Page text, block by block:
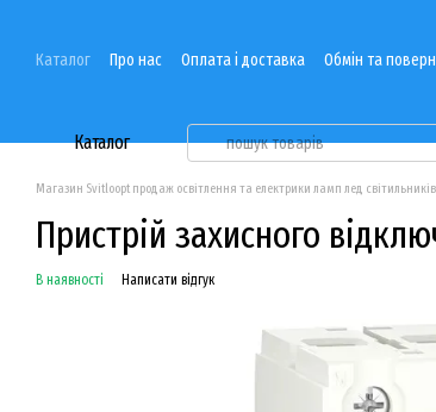
Каталог Про нас Оплата і доставка Обмін та
Каталог
Магазин Svitloopt продаж освітлення та електрики ламп лед
Пристрій захисного
В наявності Написати відгук